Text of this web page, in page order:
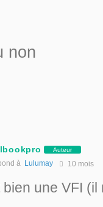
non
Auteur
à Lulumay 10 mois
bien une VFI